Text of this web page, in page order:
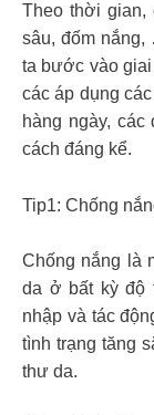
Theo thời gian,
sâu, đốm
ta bước vào giai
các áp dụng
hàng ngày,
cách đáng kể.
Tip1: Chống
Chống nắng là
da ở bất kỳ độ
nhập và tác
tình trạng tăng
thư da.